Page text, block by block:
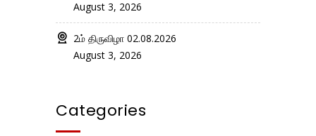
August 3, 2026
2ம் திருவிழா 02.08.2026
August 3, 2026
Categories